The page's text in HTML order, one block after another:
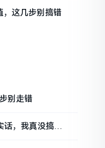
，这几步别搞错
别走错
话，我真没搞明